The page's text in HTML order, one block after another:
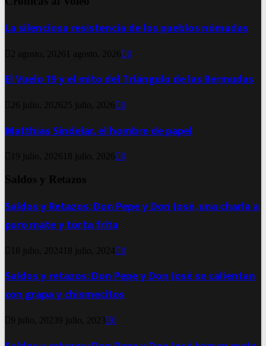
La silenciosa resistencia de los pueblos nómadas
2 agosto, 2026 1 agosto, 2026 0
El Vuelo 19 y el mito del Triángulo de las Bermudas
26 julio, 2026 25 julio, 2026 0
Matthias Sindelar, el hombre de papel
19 julio, 2026 18 julio, 2026 0
Saldos y Retazos
Saldos y Retazos: Don Pepe y Don José, una charla a
puro mate y torta frita
18 julio, 2024 18 julio, 2024 0
Saldos y retazos: Don Pepe y Don José se calientan
con grapa y chismecitos
9 julio, 20239 julio, 2023 0